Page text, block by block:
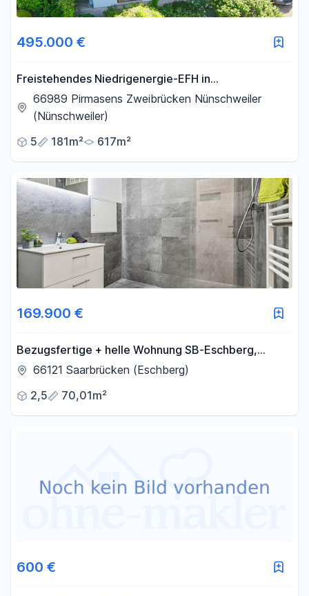
495.000 €
Freistehendes Niedrigenergie-EFH in
Massivbauweise zwischen Pirmasens und
Zweibrücken
66989 Pirmasens Zweibrücken Nünschweiler
(Nünschweiler)
5
181m² 617m²
169.900 €
Bezugsfertige + helle Wohnung SB-Eschberg,
provisionsfrei vom Eigentümer
66121 Saarbrücken (Eschberg)
2,5
70,01m²
600 €